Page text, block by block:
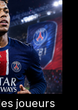
joueurs